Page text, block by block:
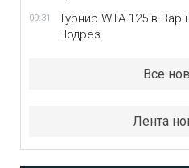
09:31
Турнир WTA 125 в
Подрез
Все
Лента